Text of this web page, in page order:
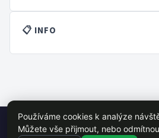
📋 INFO
© 2026 VŠE Wiki - studentský projekt,
Používáme cookies k analýze
Můžete vše přijmout, nebo